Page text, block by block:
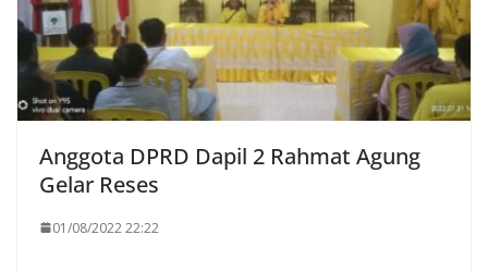
Anggota DPRD Dapil 2 Rahmat Agung
Gelar Reses
01/08/2022 22:22